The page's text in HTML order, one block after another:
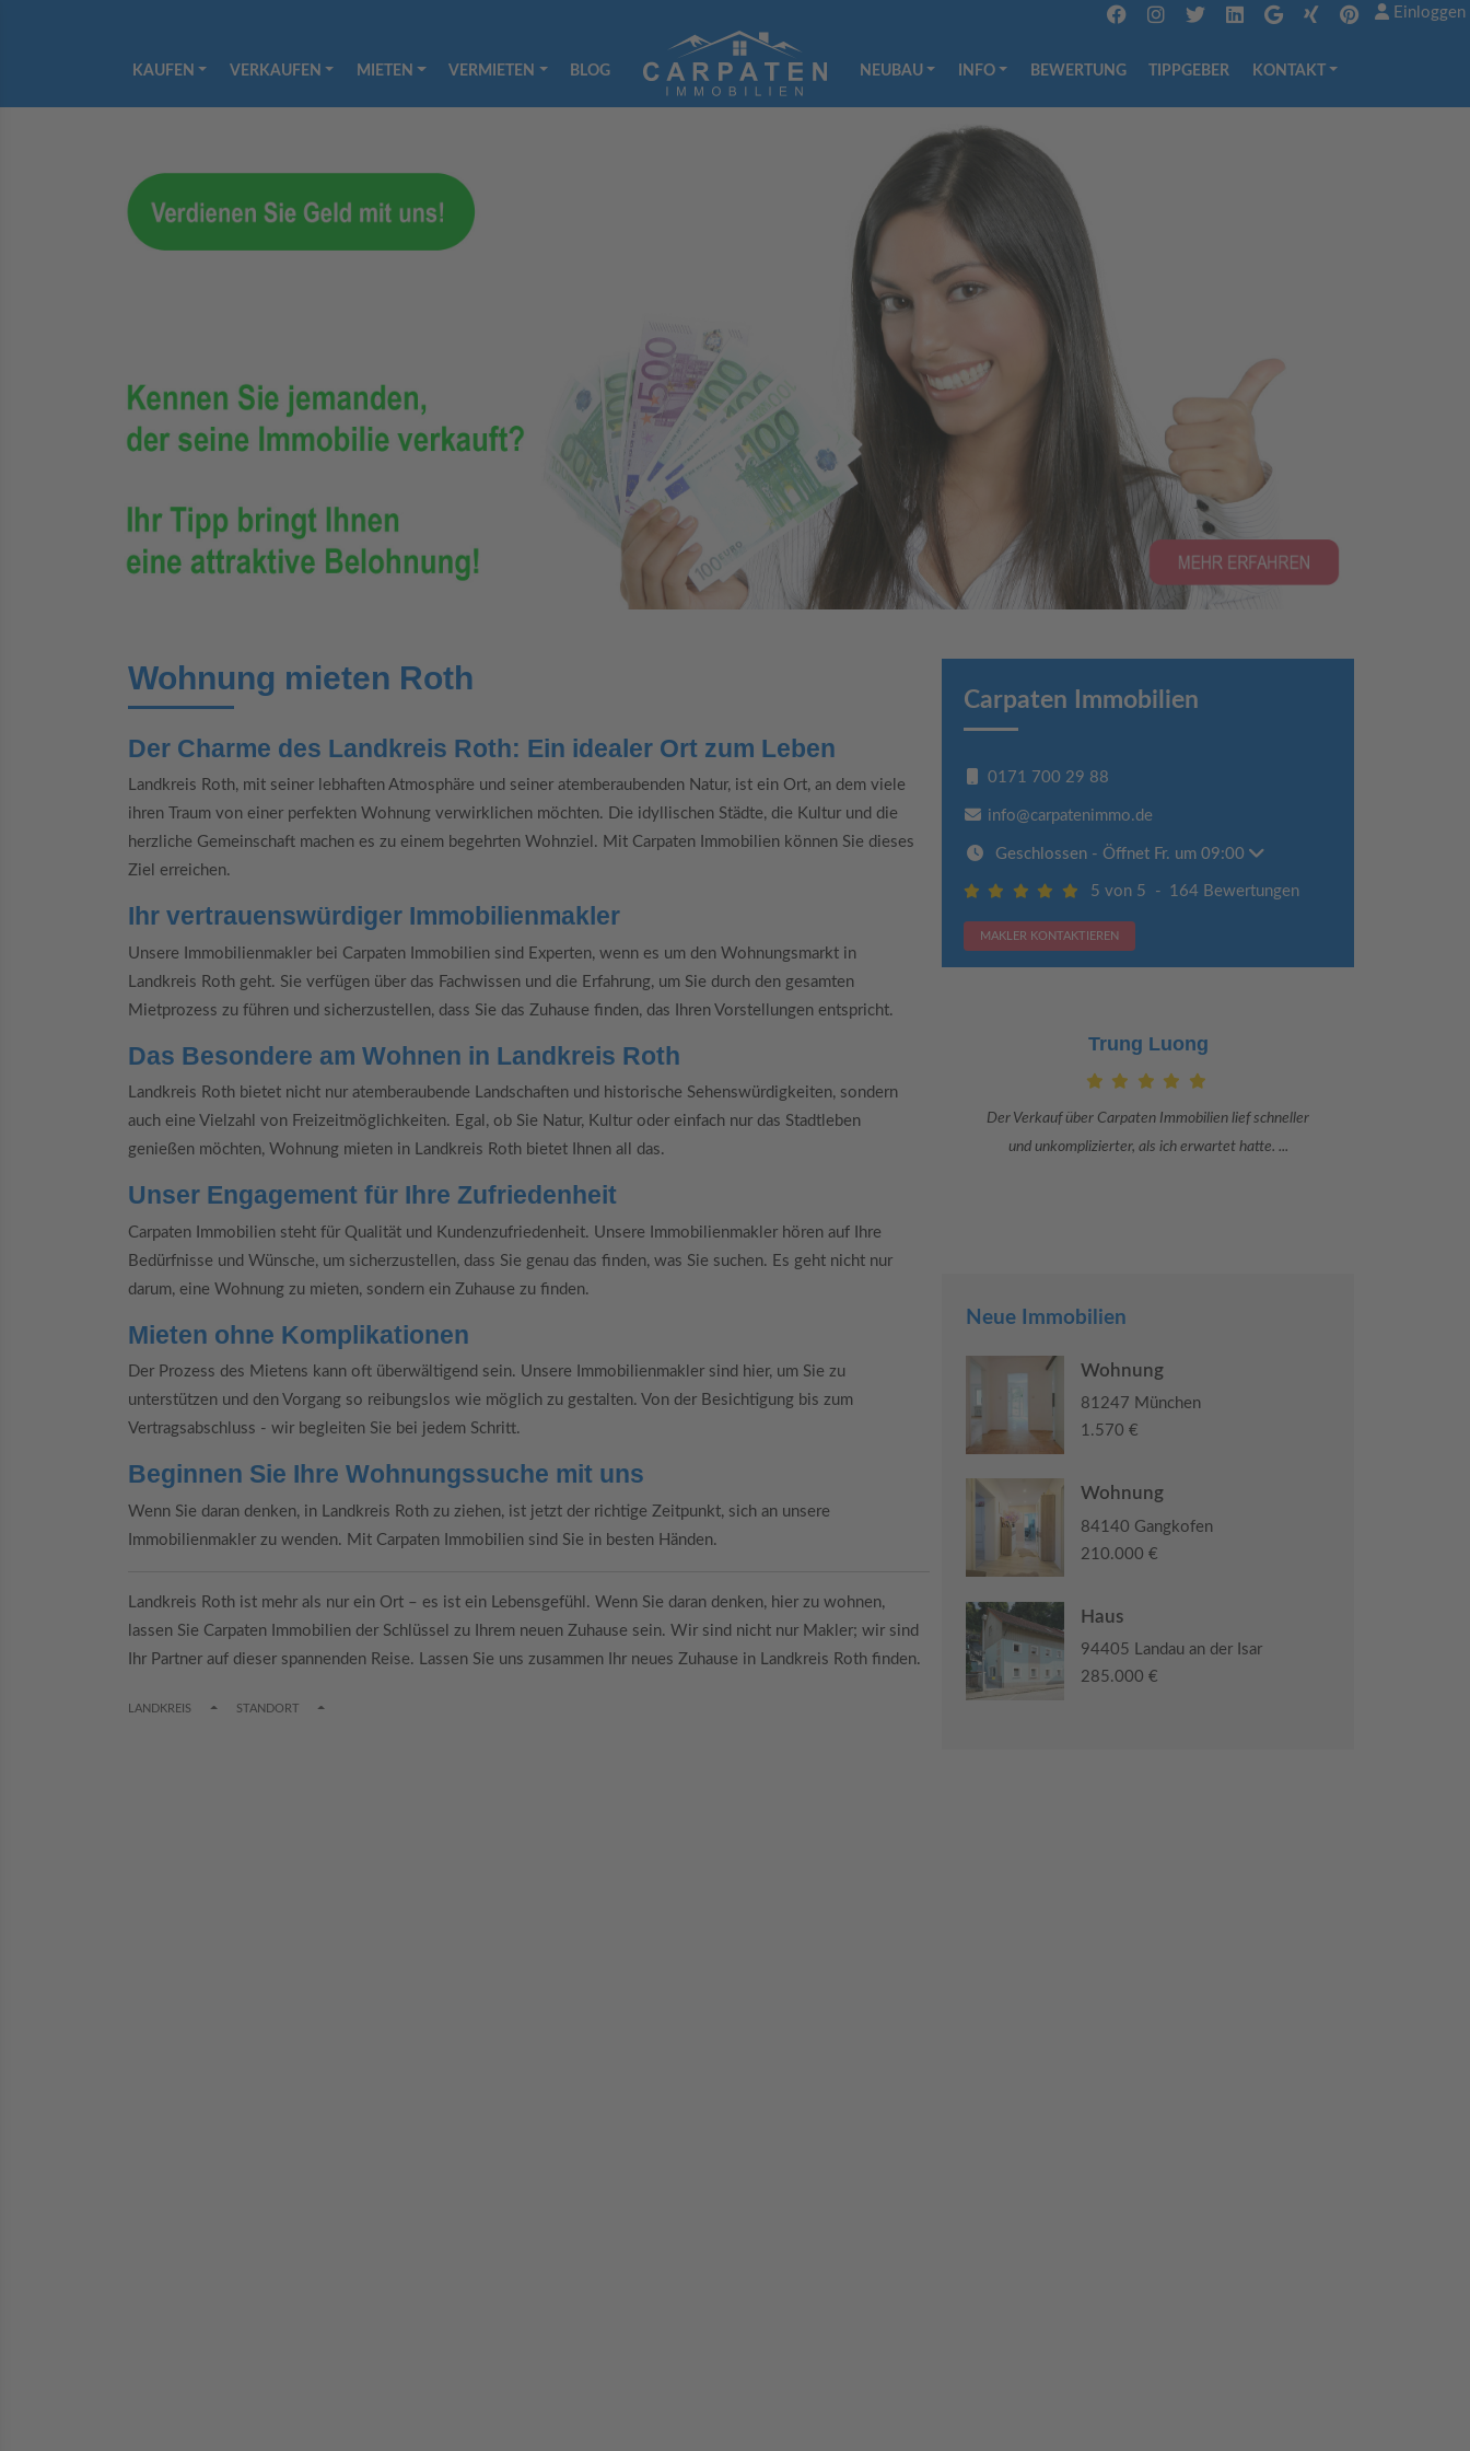
Einloggen
KAUFEN VERKAUFEN MIETEN VERMIETEN BLOG NEUBAU INFO BEWERTUNG TIPPGEBER KONTAKT
Wohnung mieten Roth
Der Charme des Landkreis Roth: Ein idealer Ort zum Leben
Landkreis Roth, mit seiner lebhaften Atmosphäre und seiner atemberaubenden Natur, ist ein Ort, an dem viele
ihren Traum von einer perfekten Wohnung verwirklichen möchten. Die idyllischen Städte, die Kultur und die
herzliche Gemeinschaft machen es zu einem begehrten Wohnziel. Mit Carpaten Immobilien können Sie dieses
Ziel erreichen.
Ihr vertrauenswürdiger Immobilienmakler
Unsere Immobilienmakler bei Carpaten Immobilien sind Experten, wenn es um den Wohnungsmarkt in
Landkreis Roth geht. Sie verfügen über das Fachwissen und die Erfahrung, um Sie durch den gesamten
Mietprozess zu führen und sicherzustellen, dass Sie das Zuhause finden, das Ihren Vorstellungen entspricht.
Das Besondere am Wohnen in Landkreis Roth
Landkreis Roth bietet nicht nur atemberaubende Landschaften und historische Sehenswürdigkeiten, sondern
auch eine Vielzahl von Freizeitmöglichkeiten. Egal, ob Sie Natur, Kultur oder einfach nur das Stadtleben
genießen möchten, Wohnung mieten in Landkreis Roth bietet Ihnen all das.
Unser Engagement für Ihre Zufriedenheit
Carpaten Immobilien steht für Qualität und Kundenzufriedenheit. Unsere Immobilienmakler hören auf Ihre
Bedürfnisse und Wünsche, um sicherzustellen, dass Sie genau das finden, was Sie suchen. Es geht nicht nur
darum, eine Wohnung zu mieten, sondern ein Zuhause zu finden.
Mieten ohne Komplikationen
Der Prozess des Mietens kann oft überwältigend sein. Unsere Immobilienmakler sind hier, um Sie zu
unterstützen und den Vorgang so reibungslos wie möglich zu gestalten. Von der Besichtigung bis zum
Vertragsabschluss - wir begleiten Sie bei jedem Schritt.
Beginnen Sie Ihre Wohnungssuche mit uns
Wenn Sie daran denken, in Landkreis Roth zu ziehen, ist jetzt der richtige Zeitpunkt, sich an unsere
Immobilienmakler zu wenden. Mit Carpaten Immobilien sind Sie in besten Händen.
Landkreis Roth ist mehr als nur ein Ort – es ist ein Lebensgefühl. Wenn Sie daran denken, hier zu wohnen,
lassen Sie Carpaten Immobilien der Schlüssel zu Ihrem neuen Zuhause sein. Wir sind nicht nur Makler; wir sind
Ihr Partner auf dieser spannenden Reise. Lassen Sie uns zusammen Ihr neues Zuhause in Landkreis Roth finden.
LANDKREIS TOGGLE DROPDOWN
STANDORT TOGGLE DROPDOWN
Carpaten Immobilien
0171 700 29 88
info@carpatenimmo.de
Geschlossen - Öffnet Fr. um 09:00
5 von 5 - 164 Bewertungen
MAKLER KONTAKTIEREN
Der Verkauf über Carpaten Immobilien lief schneller
und unkomplizierter, als ich erwartet hatte. ...
Claudia Bergrath
Danke an Carpaten Immobilien und besonders an Frau
Adriana Sarca. Sie war viele Monate mehr als ...
Neue Immobilien
Wohnung
81247 München
1.570 €
Wohnung
84140 Gangkofen
210.000 €
Haus
94405 Landau an der Isar
285.000 €